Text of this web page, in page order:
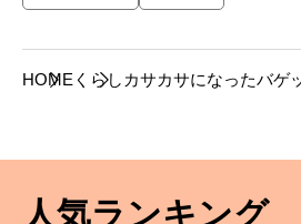
HOME くらし カサカサになったバゲ
人気ランキング